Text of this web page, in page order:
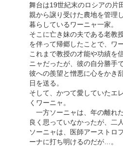
舞台は19世紀末のロシアの片
親から譲り受けた農地を管理
暮らしているワーニャ一家。
そこに亡き妹の夫である老教
を伴って帰郷したことで、ワ
これまで教授の才能や功績を
ニャだったが、彼の自分勝手
彼への羨望と憎悪に心をかき
日を送る。
そして、かつて愛していたエ
くワーニャ。
一方ソーニャは、年の離れ
良く思っていなかったが、二
ソーニャは、医師アーストロ
ーナに打ち明けるのだが…。